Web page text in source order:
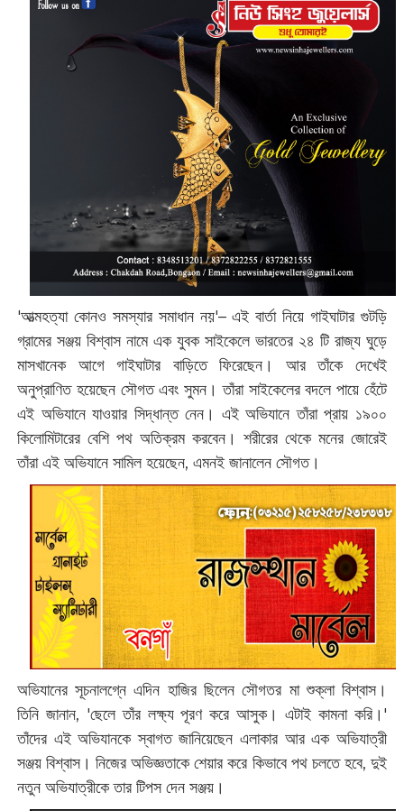
'আত্মহত্যা কোন‌ও সমস্যার সমাধান নয়'– এই বার্তা নিয়ে গাইঘাটার গুটড়ি
গ্রামের সঞ্জয় বিশ্বাস নামে এক যুবক সাইকেলে ভারতের ২৪ টি রাজ্য ঘুড়ে
মাসখানেক আগে গাইঘাটার বাড়িতে ফিরেছেন। আর তাঁকে দেখেই
অনুপ্রাণিত হয়েছেন সৌগত এবং সুমন। তাঁরা সাইকেলের বদলে পায়ে হেঁটে
এই অভিযানে যাওয়ার সিদ্ধান্ত নেন। এই অভিযানে তাঁরা প্রায় ১৯০০
কিলোমিটারের বেশি পথ অতিক্রম করবেন। শরীরের থেকে মনের জোরেই
তাঁরা এই অভিযানে সামিল হয়েছেন, এমনই জানালেন সৌগত।
অভিযানের সূচনালগ্নে এদিন হাজির ছিলেন সৌগতর মা শুক্লা বিশ্বাস।
তিনি জানান, 'ছেলে তাঁর লক্ষ্য পূরণ করে আসুক। এটাই কামনা করি।'‌
তাঁদের এই অভিযানকে স্বাগত জানিয়েছেন এলাকার আর এক অভিযাত্রী
সঞ্জয় বিশ্বাস। নিজের অভিজ্ঞতাকে শেয়ার করে কিভাবে পথ চলতে হবে, দুই
নতুন অভিযাত্রীকে তার টিপস দেন সঞ্জয়।